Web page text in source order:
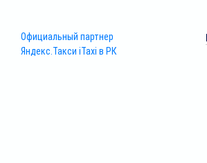
Официальный партнер
Яндекс.Такси iTaxi в РК